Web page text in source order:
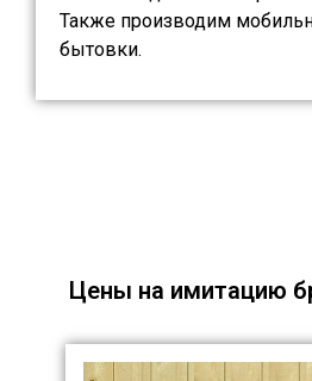
Также производим
бытовки.
Цены на имитацию